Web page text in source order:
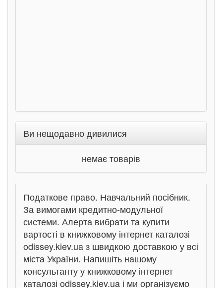
Ви нещодавно дивилися
немає товарів
Податкове право. Навчальний посібник.
За вимогами кредитно-модульної
системи. Алерта вибрати та купити
вартості в книжковому інтернет каталозі
odissey.kiev.ua з швидкою доставкою у всі
міста України. Напишіть нашому
консультанту у книжковому інтернет
каталозі odissey.kiev.ua і ми організуємо